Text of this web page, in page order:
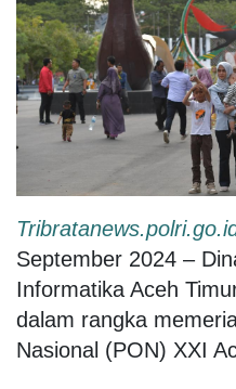
September 2024 –
Informatika Aceh
dalam rangka
Nasional (PON) XXI